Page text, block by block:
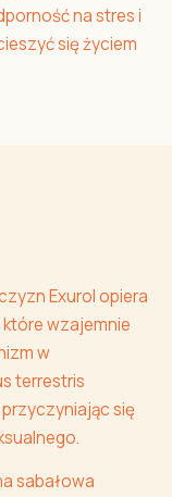
na stres i
się życiem
Exurol opiera
które wzajemnie
w
terrestris
się
sabałowa